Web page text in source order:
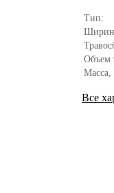
Тип:
Объем
Масса,
Все